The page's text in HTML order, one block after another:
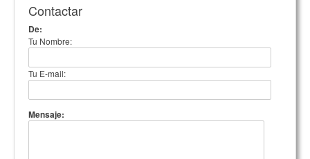
Contactar
De:
Tu Nombre:
Tu E-mail:
Mensaje: